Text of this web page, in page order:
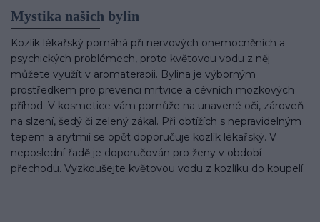
Mystika našich bylin
Kozlík lékařský pomáhá při nervových onemocněních a
psychických problémech, proto květovou vodu z něj
můžete využít v aromaterapii. Bylina je výborným
prostředkem pro prevenci mrtvice a cévních mozkových
příhod. V kosmetice vám pomůže na unavené oči, zároveň
na slzení, šedý či zelený zákal. Při obtížích s nepravidelným
tepem a arytmií se opět doporučuje kozlík lékařský. V
neposlední řadě je doporučován pro ženy v období
přechodu. Vyzkoušejte květovou vodu z kozlíku do koupelí.